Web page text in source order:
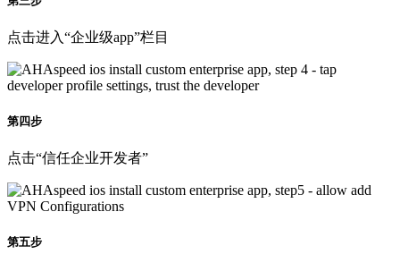
点击进入“企业级app”栏目
第四步
点击“信任企业开发者”
第五步